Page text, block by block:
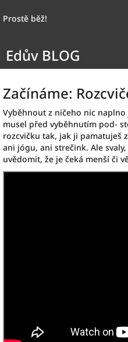
naProstě běž!
Edův BLOG
Začínáme:
Vyběhnout z ničeho nic
musel před vyběhnutím pod-
rozcvičku tak, jak ji pamatuješ
ani jógu, ani strečink. Ale
uvědomit, že je čeká menší či